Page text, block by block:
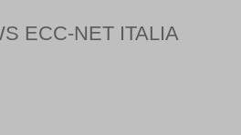
ECC-NET ITALIA